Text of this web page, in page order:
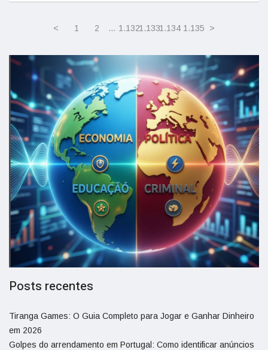
< 1 2 … 1.1321.1331.134 1.135 >
Posts recentes
Tiranga Games: O Guia Completo para Jogar e Ganhar Dinheiro
em 2026
Golpes do arrendamento em Portugal: Como identificar anúncios